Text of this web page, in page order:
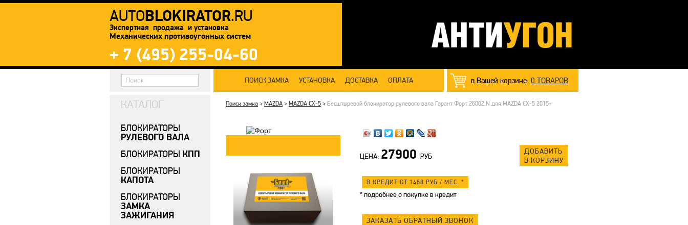
AUTOBLOKIRATOR.RU
Экспертная продажа и установка
Механических противоугонных систем
+ 7 (495) 255-04-60
в Вашей корзине: 0 ТОВАРОВ
ПОИСК ЗАМКА УСТАНОВКА ДОСТАВКА ОПЛАТА
Поиск замка > MAZDA > MAZDA CX-5 > Бесштыревой блокиратор рулевого вала Гарант Форт 26002.N для MAZDA CX-5 2015+
ЦЕНА: 27900 РУБ
ДОБАВИТЬ
В КОРЗИНУ
В КРЕДИТ ОТ 1468 РУБ / МЕС. *
*подробнее о покупке в кредит
ЗАКАЗАТЬ ОБРАТНЫЙ ЗВОНОК
КАТАЛОГ
БЛОКИРАТОРЫ
РУЛЕВОГО ВАЛА
БЛОКИРАТОРЫ КПП
БЛОКИРАТОРЫ
КАПОТА
БЛОКИРАТОРЫ
ЗАМКА
ЗАЖИГАНИЯ